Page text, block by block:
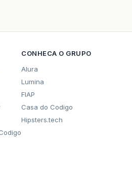
CONHECA O GRUPO
Alura
Lumina
FIAP
Casa do Codigo
Hipsters.tech